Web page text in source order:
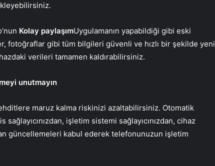
Kolay paylaşımUygulamanın yapabildiği gibi eski
fotoğraflar gibi tüm bilgileri güvenli ve hızlı bir şekilde yeni
verileri tamamen kaldırabilirsiniz.
unutmayın
maruz kalma riskinizi azaltabilirsiniz. Otomatik
işletim sistemi sağlayıcınızdan, cihaz
güncellemeleri kabul ederek telefonunuzun işletim